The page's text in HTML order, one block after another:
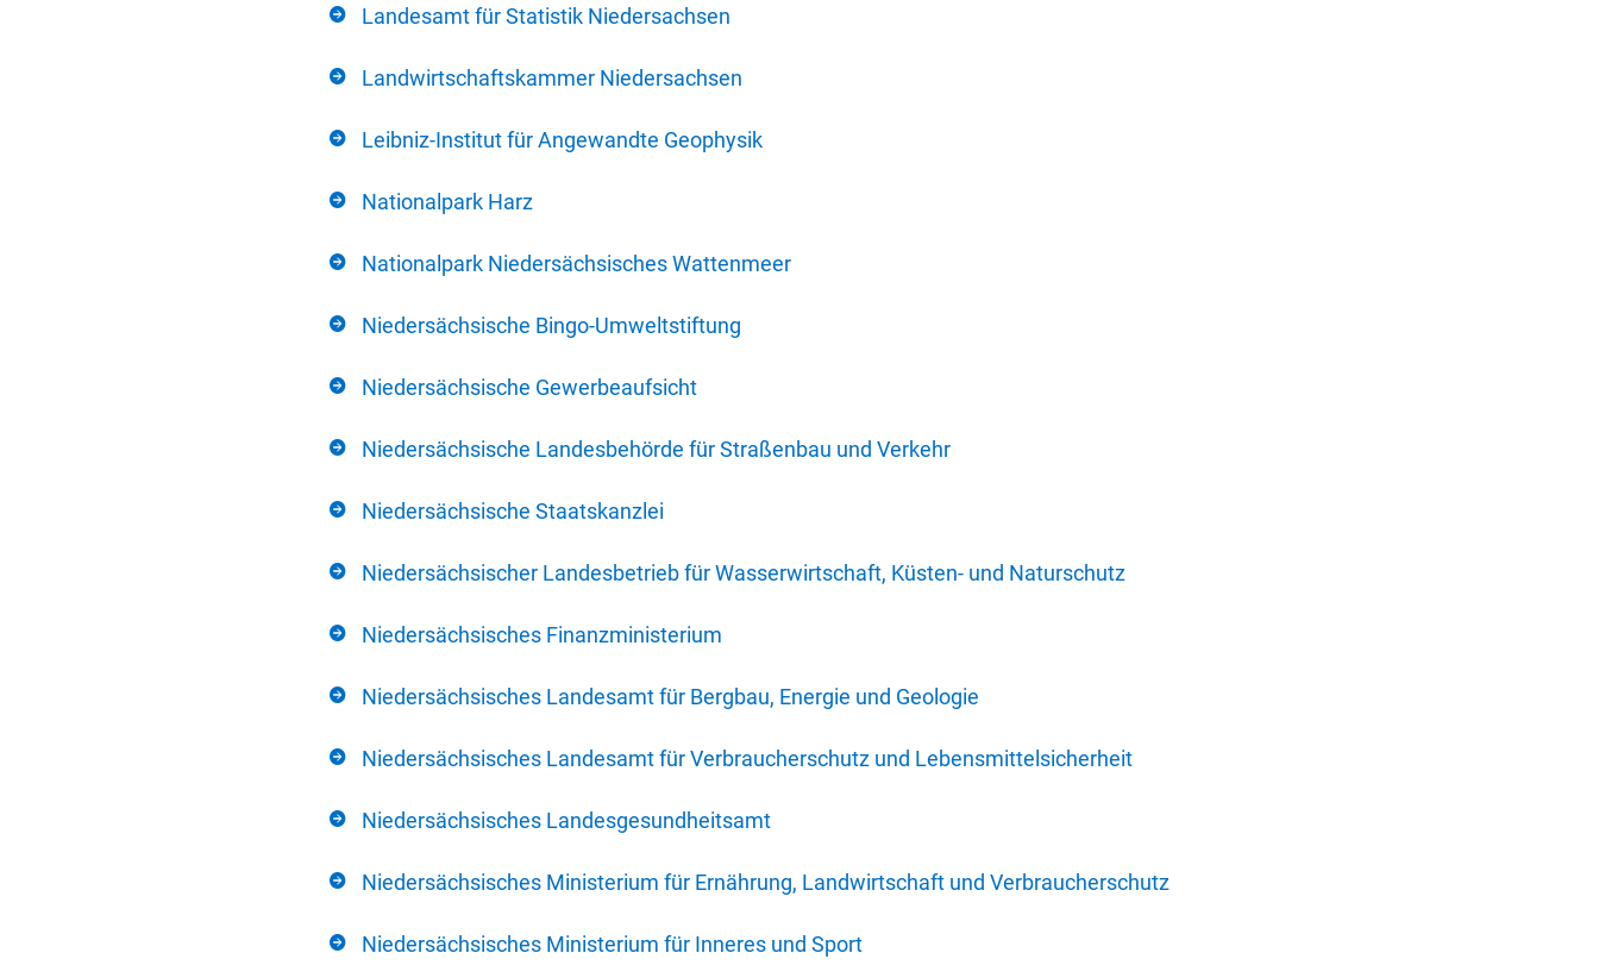
Landesamt für Statistik Niedersachsen
Landwirtschaftskammer Niedersachsen
Leibniz-Institut für Angewandte Geophysik
Nationalpark Harz
Nationalpark Niedersächsisches Wattenmeer
Niedersächsische Bingo-Umweltstiftung
Niedersächsische Gewerbeaufsicht
Niedersächsische Landesbehörde für Straßenbau und Verkehr
Niedersächsische Staatskanzlei
Niedersächsischer Landesbetrieb für Wasserwirtschaft, Küsten- und Naturschutz
Niedersächsisches Finanzministerium
Niedersächsisches Landesamt für Bergbau, Energie und Geologie
Niedersächsisches Landesamt für Verbraucherschutz und Lebensmittelsicherheit
Niedersächsisches Landesgesundheitsamt
Niedersächsisches Ministerium für Ernährung, Landwirtschaft und Verbraucherschutz
Niedersächsisches Ministerium für Inneres und Sport